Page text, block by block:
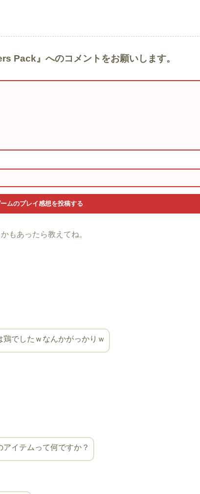
Pack』へのコメントをお願いします。
もあったら教えてね。
でしたｗなんかがっかりｗ
イテムって何ですか？